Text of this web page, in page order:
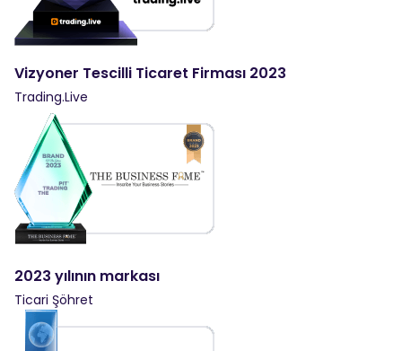
Vizyoner Tescilli Ticaret Firması 2023
Trading.Live
2023 yılının markası
Ticari Şöhret